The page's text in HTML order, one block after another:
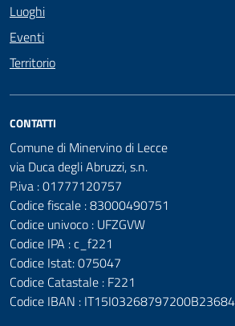
Luoghi
Eventi
Territorio
CONTATTI
Comune di Minervino di Lecce
via Duca degli Abruzzi, s.n.
P.iva : 01777120757
Codice fiscale : 83000490751
Codice univoco : UFZGVW
Codice IPA : c_f221
Codice Istat: 075047
Codice Catastale : F221
Codice IBAN :